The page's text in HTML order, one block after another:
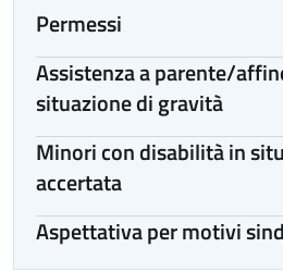
Permessi
Assistenza a parente/
situazione di gravità
Minori con disabilità in
accertata
Aspettativa per motivi